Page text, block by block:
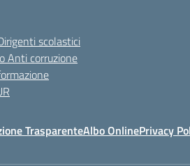
scolastici
Anti corruzione
TrasparenteAlbo OnlinePrivacy